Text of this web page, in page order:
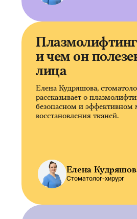
и чем он
лица
Елена Кудряшова,
рассказывает о
безопасном и эффективном
восстановления тканей.
Елена
Стоматолог-хирург